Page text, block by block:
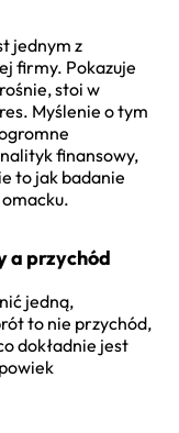
jednym z
firmy. Pokazuje
stoi w
Myślenie o tym
finansowy,
to jak badanie
omacku.
a przychód
jedną,
to nie przychód,
dokładnie jest